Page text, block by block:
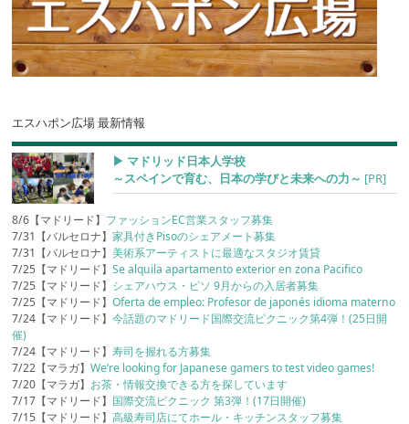
エスハポン広場 最新情報
▶︎ マドリッド日本人学校
～スペインで育む、日本の学びと未来への力～ [PR]
8/6【マドリード】 ファッションEC営業スタッフ募集
7/31【バルセロナ】家具付きPisoのシェアメート募集
7/31【バルセロナ】美術系アーティストに最適なスタジオ賃貸
7/25【マドリード】Se alquila apartamento exterior en zona Pacifico
7/25【マドリード】 シェアハウス・ピソ 9月からの入居者募集
7/25【マドリード】Oferta de empleo: Profesor de japonés idioma materno
7/24【マドリード】今話題のマドリード国際交流ピクニック第4弾！(25日開
催)
7/24【マドリード】寿司を握れる方募集
7/22【マラガ】We’re looking for Japanese gamers to test video games!
7/20【マラガ】 お茶・情報交換できる方を探しています
7/17【マドリード】 国際交流ピクニック 第3弾！(17日開催)
7/15【マドリード】高級寿司店にてホール・キッチンスタッフ募集